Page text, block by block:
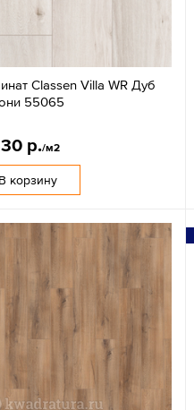
Classen Villa WR Дуб
55065
р./м2
В корзину